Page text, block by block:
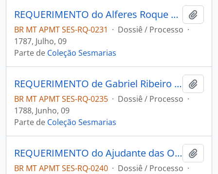
REQUERIMENTO do Alferes Roque da Costa e Faria ao Governador e Capitão-General da Capitania de Mato Grosso Luiz de Albuquerque de Melo Pereira e Cáceres.
BR MT APMT SES-RQ-0231 · Dossiê / Processo ·
1787, Julho, 09
Parte de Coleção Sesmarias
REQUERIMENTO de Gabriel Ribeiro da Silva ao Governador e Capitão-General da Capitania de Mato Grosso Luiz de Albuquerque de Melo Pereira e Cáceres.
BR MT APMT SES-RQ-0235 · Dossiê / Processo ·
1788, Junho, 09
Parte de Coleção Sesmarias
REQUERIMENTO do Ajudante das Ordens Victorino Lopes de Macedo ao Governador e Capitão-General da Capitania de Mato Grosso Luiz de Albuquerque de Melo Pereira e Cáceres.
BR MT APMT SES-RQ-0240 · Dossiê / Processo ·